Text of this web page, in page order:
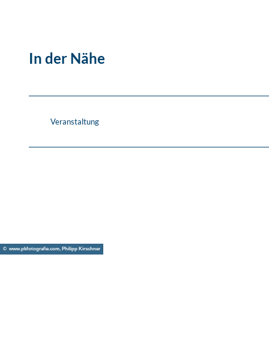
In der Nähe
Veranstaltung
© www.pkfotografie.com, Philipp Kirschner